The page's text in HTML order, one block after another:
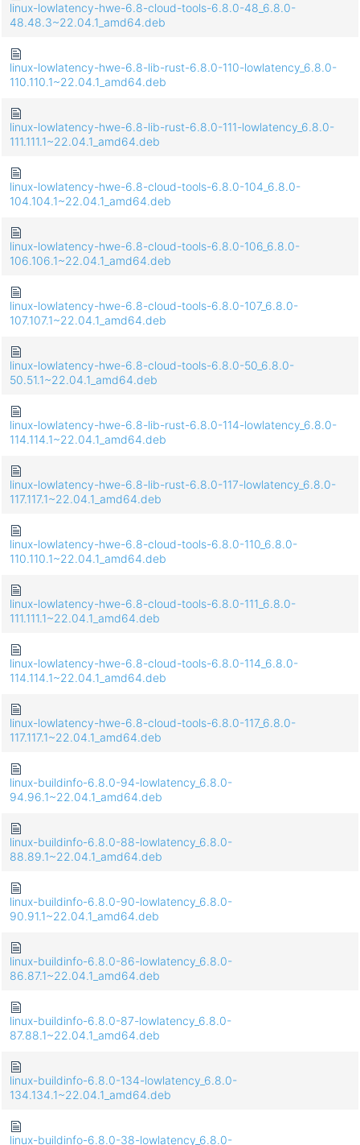
linux-lowlatency-hwe-6.8-cloud-tools-6.8.0-48_6.8.0-
48.48.3~22.04.1_amd64.deb
linux-lowlatency-hwe-6.8-lib-rust-6.8.0-110-lowlatency_6.8.0-
110.110.1~22.04.1_amd64.deb
linux-lowlatency-hwe-6.8-lib-rust-6.8.0-111-lowlatency_6.8.0-
111.111.1~22.04.1_amd64.deb
linux-lowlatency-hwe-6.8-cloud-tools-6.8.0-104_6.8.0-
104.104.1~22.04.1_amd64.deb
linux-lowlatency-hwe-6.8-cloud-tools-6.8.0-106_6.8.0-
106.106.1~22.04.1_amd64.deb
linux-lowlatency-hwe-6.8-cloud-tools-6.8.0-107_6.8.0-
107.107.1~22.04.1_amd64.deb
linux-lowlatency-hwe-6.8-cloud-tools-6.8.0-50_6.8.0-
50.51.1~22.04.1_amd64.deb
linux-lowlatency-hwe-6.8-lib-rust-6.8.0-114-lowlatency_6.8.0-
114.114.1~22.04.1_amd64.deb
linux-lowlatency-hwe-6.8-lib-rust-6.8.0-117-lowlatency_6.8.0-
117.117.1~22.04.1_amd64.deb
linux-lowlatency-hwe-6.8-cloud-tools-6.8.0-110_6.8.0-
110.110.1~22.04.1_amd64.deb
linux-lowlatency-hwe-6.8-cloud-tools-6.8.0-111_6.8.0-
111.111.1~22.04.1_amd64.deb
linux-lowlatency-hwe-6.8-cloud-tools-6.8.0-114_6.8.0-
114.114.1~22.04.1_amd64.deb
linux-lowlatency-hwe-6.8-cloud-tools-6.8.0-117_6.8.0-
117.117.1~22.04.1_amd64.deb
linux-buildinfo-6.8.0-94-lowlatency_6.8.0-
94.96.1~22.04.1_amd64.deb
linux-buildinfo-6.8.0-88-lowlatency_6.8.0-
88.89.1~22.04.1_amd64.deb
linux-buildinfo-6.8.0-90-lowlatency_6.8.0-
90.91.1~22.04.1_amd64.deb
linux-buildinfo-6.8.0-86-lowlatency_6.8.0-
86.87.1~22.04.1_amd64.deb
linux-buildinfo-6.8.0-87-lowlatency_6.8.0-
87.88.1~22.04.1_amd64.deb
linux-buildinfo-6.8.0-134-lowlatency_6.8.0-
134.134.1~22.04.1_amd64.deb
linux-buildinfo-6.8.0-38-lowlatency_6.8.0-